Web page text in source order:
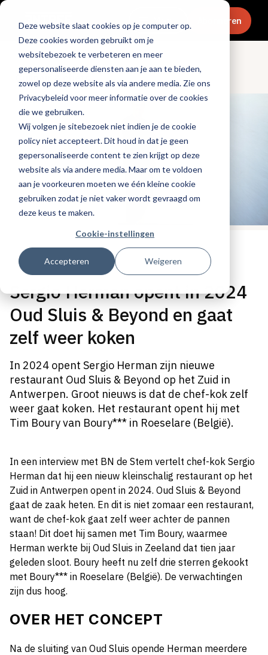
Deze website slaat cookies op je computer op.
Deze cookies worden gebruikt om je
websitebezoek te verbeteren en meer
gepersonaliseerde diensten aan je aan te bieden,
zowel op deze website als via andere media. Zie ons
Privacybeleid voor meer informatie over de cookies
die we gebruiken.
Wij volgen je sitebezoek niet indien je de cookie
policy niet accepteert. Dit houd in dat je geen
gepersonaliseerde content te zien krijgt op deze
website als via andere media. Maar om te voldoen
aan je voorkeuren moeten we één kleine cookie
gebruiken zodat je niet vaker wordt gevraagd om
deze keus te maken.
Cookie-instellingen
Accepteren Weigeren
Menu Abonneren
Culinair & chefs
Tags:chefs
Gepubliceerd op: 1 november 2023
Sergio Herman opent in 2024
Oud Sluis & Beyond en gaat
zelf weer koken
In 2024 opent Sergio Herman zijn nieuwe
restaurant Oud Sluis & Beyond op het Zuid in
Antwerpen. Groot nieuws is dat de chef-kok zelf
weer gaat koken. Het restaurant opent hij met
Tim Boury van Boury*** in Roeselare (België).
In een interview met BN de Stem vertelt chef-kok Sergio
Herman dat hij een nieuw kleinschalig restaurant op het
Zuid in Antwerpen opent in 2024. Oud Sluis & Beyond
gaat de zaak heten. En dit is niet zomaar een restaurant,
want de chef-kok gaat zelf weer achter de pannen
staan! Dit doet hij samen met Tim Boury, waarmee
Herman werkte bij Oud Sluis in Zeeland dat tien jaar
geleden sloot. Boury heeft nu zelf drie sterren gekookt
met Boury*** in Roeselare (België). De verwachtingen
zijn dus hoog.
OVER HET CONCEPT
Na de sluiting van Oud Sluis opende Herman meerdere